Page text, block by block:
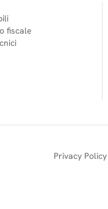
al prototipo
fiscale
Privacy Policy